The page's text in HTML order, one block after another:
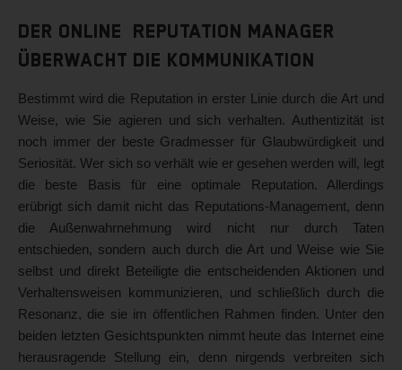
Der Online Reputation Manager
überwacht die Kommunikation
Bestimmt wird die Reputation in erster Linie durch die Art und
Weise, wie Sie agieren und sich verhalten. Authentizität ist
noch immer der beste Gradmesser für Glaubwürdigkeit und
Seriosität. Wer sich so verhält wie er gesehen werden will, legt
die beste Basis für eine optimale Reputation. Allerdings
erübrigt sich damit nicht das Reputations-Management, denn
die Außenwahrnehmung wird nicht nur durch Taten
entschieden, sondern auch durch die Art und Weise wie Sie
selbst und direkt Beteiligte die entscheidenden Aktionen und
Verhaltensweisen kommunizieren, und schließlich durch die
Resonanz, die sie im öffentlichen Rahmen finden. Unter den
beiden letzten Gesichtspunkten nimmt heute das Internet eine
herausragende Stellung ein, denn nirgends verbreiten sich